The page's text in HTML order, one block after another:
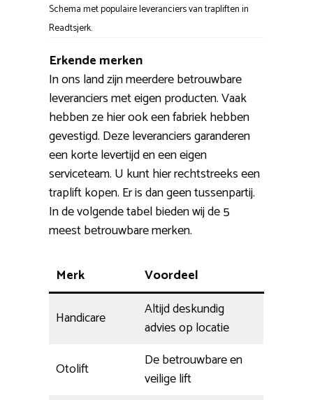
Schema met populaire leveranciers van trapliften in
Readtsjerk.
Erkende merken
In ons land zijn meerdere betrouwbare
leveranciers met eigen producten. Vaak
hebben ze hier ook een fabriek hebben
gevestigd. Deze leveranciers garanderen
een korte levertijd en een eigen
serviceteam. U kunt hier rechtstreeks een
traplift kopen. Er is dan geen tussenpartij.
In de volgende tabel bieden wij de 5
meest betrouwbare merken.
Merk Voordeel
Handicare
Altijd deskundig
advies op locatie
Otolift
De betrouwbare en
veilige lift